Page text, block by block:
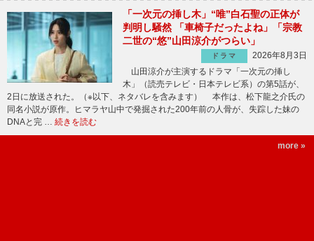
「一次元の挿し木」“唯”白石聖の正体が
判明し騒然 「車椅子だったよね」「宗教
二世の“悠”山田涼介がつらい」
ドラマ
2026年8月3日
山田涼介が主演するドラマ「一次元の挿し
木」（読売テレビ・日本テレビ系）の第5話が、
2日に放送された。（※以下、ネタバレを含みます） 本作は、松下龍之介氏の
同名小説が原作。ヒマラヤ山中で発掘された200年前の人骨が、失踪した妹の
DNAと完 … 続きを読む
more »